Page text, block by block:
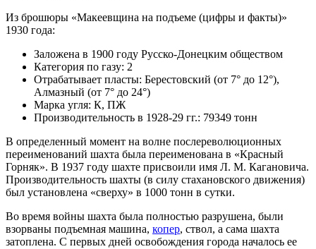
Из брошюры «Макеевщина на подъеме (цифры и факты)»
1930 года:
Заложена в 1900 году Русско-Донецким обществом
Категория по газу: 2
Отрабатывает пласты: Берестовский (от 7° до 12°),
Алмазный (от 7° до 24°)
Марка угля: К, ПЖ
Производительность в 1928-29 гг.: 79349 тонн
В определенный момент на волне послереволюционных
переименований шахта была переименована в «Красный
Горняк». В 1937 году шахте присвоили имя Л. М. Кагановича.
Производительность шахты (в силу стахановского движения)
был установлена «сверху» в 1000 тонн в сутки.
Во время войны шахта была полностью разрушена, были
взорваны подъемная машина, копер, ствол, а сама шахта
затоплена. С первых дней освобождения города началось ее